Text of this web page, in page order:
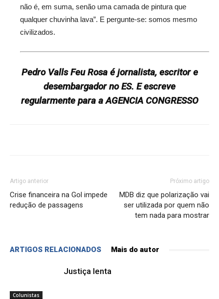
não é, em suma, senão uma camada de pintura que
qualquer chuvinha lava”. E pergunte-se: somos mesmo
civilizados.
Pedro Valls Feu Rosa é jornalista, escritor e
desembargador no ES. E escreve
regularmente para a AGENCIA CONGRESSO
Artigo anterior
Crise financeira na Gol impede
redução de passagens
Próximo artigo
MDB diz que polarização vai
ser utilizada por quem não
tem nada para mostrar
ARTIGOS RELACIONADOS Mais do autor
Colunistas
Justiça lenta